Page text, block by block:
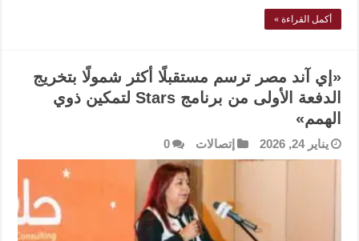
أكمل القراءة »
«إي آند مصر ترسم مستقبلًا أكثر شمولًا بتخريج
الدفعة الأولى من برنامج Stars لتمكين ذوي
الهمم»
يناير 24, 2026 إتصالات 0